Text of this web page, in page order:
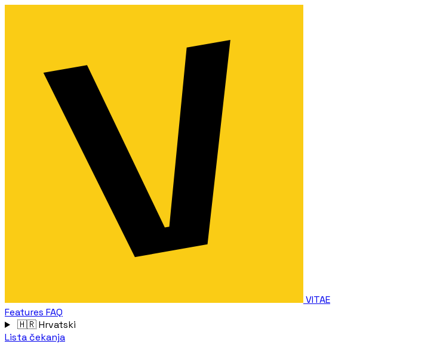
VITAE
Features FAQ
🇭🇷Hrvatski
Lista čekanja